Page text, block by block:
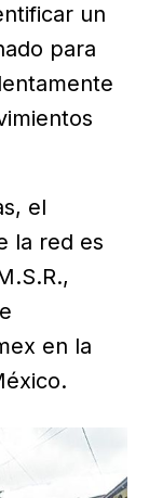
un
para
el
la red es
en la